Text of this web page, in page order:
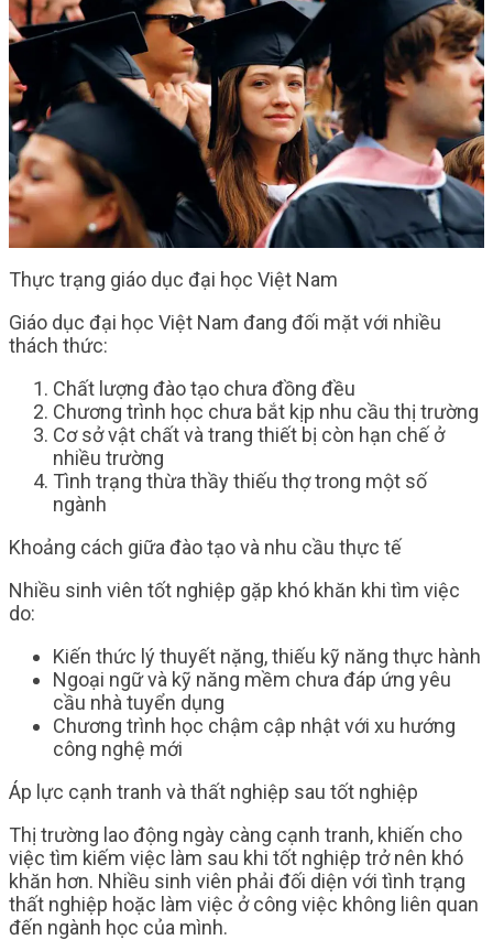
Thực trạng giáo dục đại học Việt Nam
Giáo dục đại học Việt Nam đang đối mặt với nhiều
thách thức:
Chất lượng đào tạo chưa đồng đều
Chương trình học chưa bắt kịp nhu cầu thị trường
Cơ sở vật chất và trang thiết bị còn hạn chế ở
nhiều trường
Tình trạng thừa thầy thiếu thợ trong một số
ngành
Khoảng cách giữa đào tạo và nhu cầu thực tế
Nhiều sinh viên tốt nghiệp gặp khó khăn khi tìm việc
do:
Kiến thức lý thuyết nặng, thiếu kỹ năng thực hành
Ngoại ngữ và kỹ năng mềm chưa đáp ứng yêu
cầu nhà tuyển dụng
Chương trình học chậm cập nhật với xu hướng
công nghệ mới
Áp lực cạnh tranh và thất nghiệp sau tốt nghiệp
Thị trường lao động ngày càng cạnh tranh, khiến cho
việc tìm kiếm việc làm sau khi tốt nghiệp trở nên khó
khăn hơn. Nhiều sinh viên phải đối diện với tình trạng
thất nghiệp hoặc làm việc ở công việc không liên quan
đến ngành học của mình.